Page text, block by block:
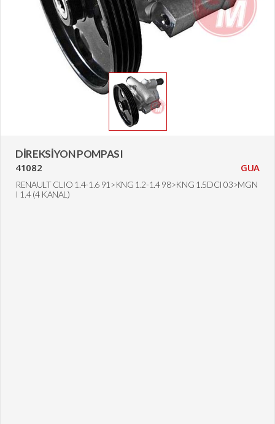
DİREKSİYON POMPASI
41082 GUA
RENAULT CLIO 1.4-1.6 91>KNG 1.2-1.4 98>KNG 1.5DCI 03>MGN
I 1.4 (4 KANAL)